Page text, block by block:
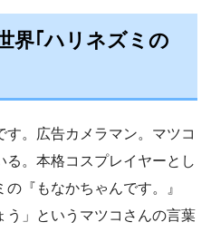
界｢ハリネズミの
。広告カメラマン。マツコ
る。本格コスプレイヤーとし
『もなかちゃんです。』
う」というマツコさんの言葉